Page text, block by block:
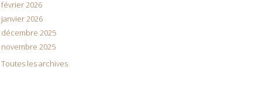
février 2026
janvier 2026
décembre 2025
novembre 2025
Toutes les archives